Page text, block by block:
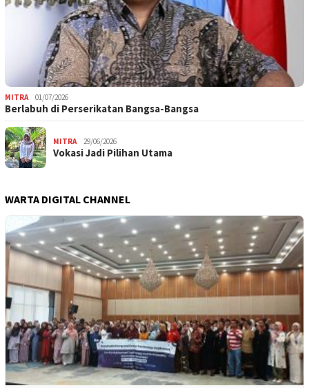
MITRA 01/07/2026
Berlabuh di Perserikatan Bangsa-Bangsa
MITRA 29/06/2026
Vokasi Jadi Pilihan Utama
WARTA DIGITAL CHANNEL